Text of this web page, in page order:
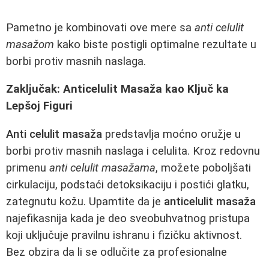
Pametno je kombinovati ove mere sa anti celulit
masažom kako biste postigli optimalne rezultate u
borbi protiv masnih naslaga.
Zaključak: Anticelulit Masaža kao Ključ ka
Lepšoj Figuri
Anti celulit masaža predstavlja moćno oružje u
borbi protiv masnih naslaga i celulita. Kroz redovnu
primenu anti celulit masažama, možete poboljšati
cirkulaciju, podstaći detoksikaciju i postići glatku,
zategnutu kožu. Upamtite da je anticelulit masaža
najefikasnija kada je deo sveobuhvatnog pristupa
koji uključuje pravilnu ishranu i fizičku aktivnost.
Bez obzira da li se odlučite za profesionalne